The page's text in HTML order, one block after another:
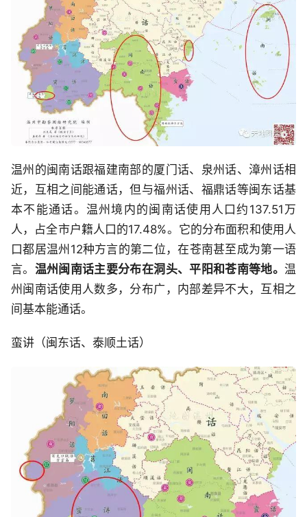
温州的闽南话跟福建南部的厦门话、泉州话、漳州话相
近，互相之间能通话，但与福州话、福鼎话等闽东话基
本不能通话。温州境内的闽南话使用人口约137.51万
人，占全市户籍人口的17.48%。它的分布面积和使用人
口都居温州12种方言的第二位，在苍南甚至成为第一语
言。 温州闽南话主要分布在洞头、平阳和苍南等地。温
州闽南话使用人数多，分布广，内部差异不大，互相之
间基本能通话。
蛮讲（闽东话、泰顺土话）